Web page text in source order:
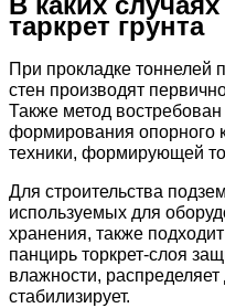
таркрет грунта
При прокладке тоннелей
стен производят
Также метод
формирования опорного
техники, формирующей
Для строительства
используемых для
хранения, также
панцирь торкрет-слоя
влажности,
стабилизирует.